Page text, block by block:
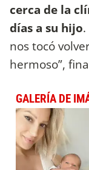
cerca de la
días a su hijo
nos tocó
hermoso”,
GALERÍA DE